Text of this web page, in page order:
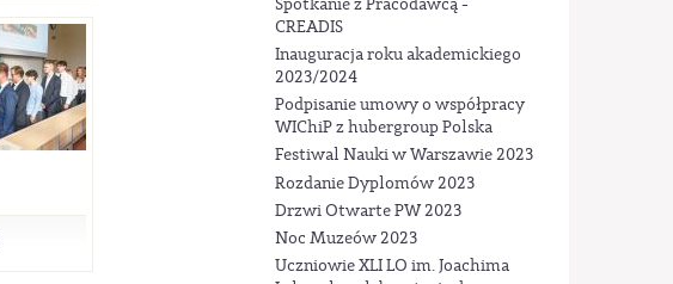
Spotkanie z Pracodawcą -
CREADIS
Inauguracja roku akademickiego
2023/2024
Podpisanie umowy o współpracy
WIChiP z hubergroup Polska
Festiwal Nauki w Warszawie 2023
Rozdanie Dyplomów 2023
Drzwi Otwarte PW 2023
Noc Muzeów 2023
Uczniowie XLI LO im. Joachima